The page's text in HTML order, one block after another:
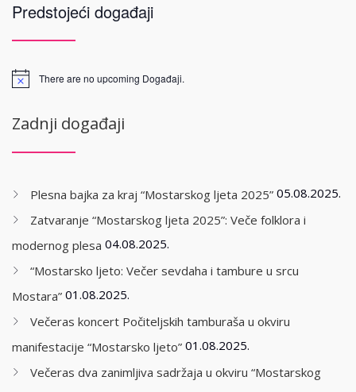
Predstojeći događaji
There are no upcoming Događaji.
Zadnji događaji
Plesna bajka za kraj “Mostarskog ljeta 2025” 05.08.2025.
Zatvaranje “Mostarskog ljeta 2025”: Veče folklora i
modernog plesa 04.08.2025.
“Mostarsko ljeto: Večer sevdaha i tambure u srcu
Mostara” 01.08.2025.
Večeras koncert Počiteljskih tamburaša u okviru
manifestacije “Mostarsko ljeto” 01.08.2025.
Večeras dva zanimljiva sadržaja u okviru “Mostarskog